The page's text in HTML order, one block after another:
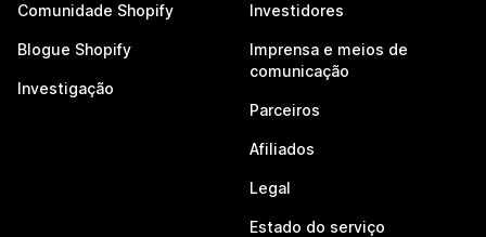
Comunidade Shopify
Blogue Shopify
Investigação
Investidores
Imprensa e meios de
comunicação
Parceiros
Afiliados
Legal
Estado do serviço